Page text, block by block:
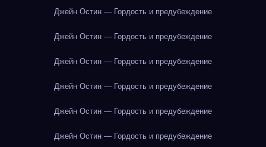
Джейн Остин — Гордость и предубеждение
Джейн Остин — Гордость и предубеждение
Джейн Остин — Гордость и предубеждение
Джейн Остин — Гордость и предубеждение
Джейн Остин — Гордость и предубеждение
Джейн Остин — Гордость и предубеждение